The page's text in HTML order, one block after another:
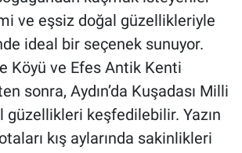
ve eşsiz doğal güzellikleriyle
ideal bir seçenek sunuyor.
Köyü ve Efes Antik Kenti
sonra, Aydın’da Kuşadası Milli
güzellikleri keşfedilebilir. Yazın
kış aylarında sakinlikleri